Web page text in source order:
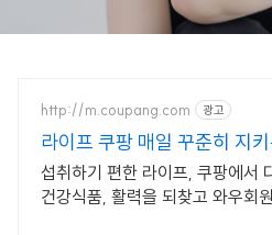
http://m.coupang.com 광고
라이프 쿠팡 매일 꾸준히 지
섭취하기 편한 라이프, 쿠팡에서
건강식품, 활력을 되찾고 와우회